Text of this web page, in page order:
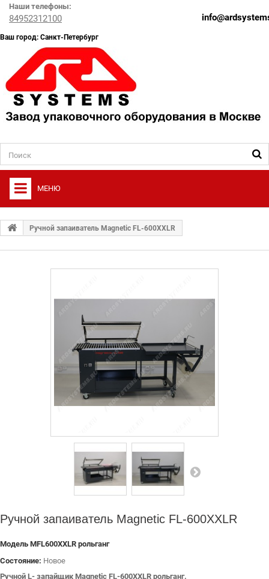
Наши телефоны:
84952312100
Ваш город: Санкт-Петербург
МЕНЮ
О ФИРМЕ
СЕРВИСНЫЙ ЦЕНТР
РАСХОДНЫЕ МАТЕРИАЛЫ
Ручной запаиватель Magnetic FL-600XXLR
Ручной запаиватель Magnetic FL-600XXLR
Модель MFL600XXLR рольганг
Состояние: Новое
Ручной L- запайщик Magnetic FL-600XXLR рольганг.